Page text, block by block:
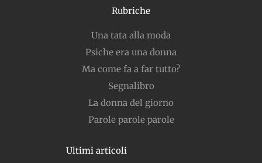
Rubriche
Una tata alla moda
Psiche era una donna
Ma come fa a far tutto?
Segnalibro
La donna del giorno
Parole parole parole
Ultimi articoli